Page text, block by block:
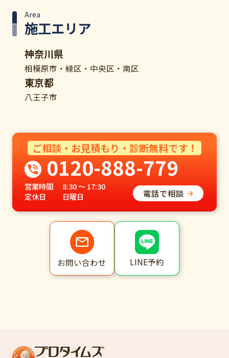
施工エリア
Area
神奈川県
相模原市・緑区・中央区・南区
東京都
八王子市
ご相談・お見積もり・診断無料です！
0120-888-779
営業時間
8:30 ～ 17:30
定休日
日曜日 電話で相談
お問い合わせ LINE予約